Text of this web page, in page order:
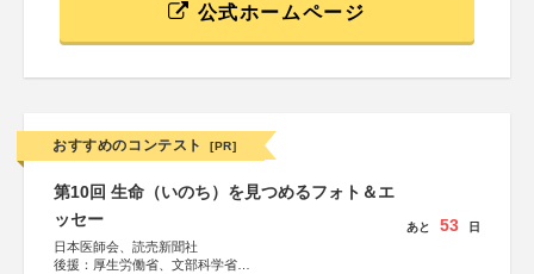
公式ホームページ
おすすめのコンテスト [PR]
第10回 生命（いのち）を見つめるフォト＆エ
ッセー
日本医師会、読売新聞社
後援：厚生労働省、文部科学省
あと 53 日